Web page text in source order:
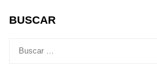
INDIE
CARGO
BUSCAR